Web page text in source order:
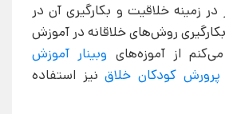
در زمینه خلاقیت و بکارگیری آن در
روش‌های خلاقانه در آموزش
از آموزه‌های وبینار آموزش
کودکان خلاقنیز استفاده